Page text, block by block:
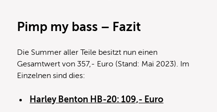
Pimp my bass – Fazit
Die Summer aller Teile besitzt nun einen
Gesamtwert von 357,- Euro (Stand: Mai 2023). Im
Einzelnen sind dies:
Harley Benton HB-20: 109,- Euro